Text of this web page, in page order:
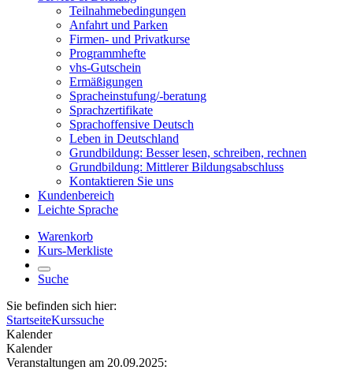
Teilnahmebedingungen
Anfahrt und Parken
Firmen- und Privatkurse
Programmhefte
vhs-Gutschein
Ermäßigungen
Spracheinstufung/-beratung
Sprachzertifikate
Sprachoffensive Deutsch
Leben in Deutschland
Grundbildung: Besser lesen, schreiben, rechnen
Grundbildung: Mittlerer Bildungsabschluss
Kontaktieren Sie uns
Kundenbereich
Leichte Sprache
Warenkorb
Kurs-Merkliste
Suche
Sie befinden sich hier:
StartseiteKurssuche
Kalender
Kalender
Veranstaltungen am 20.09.2025: